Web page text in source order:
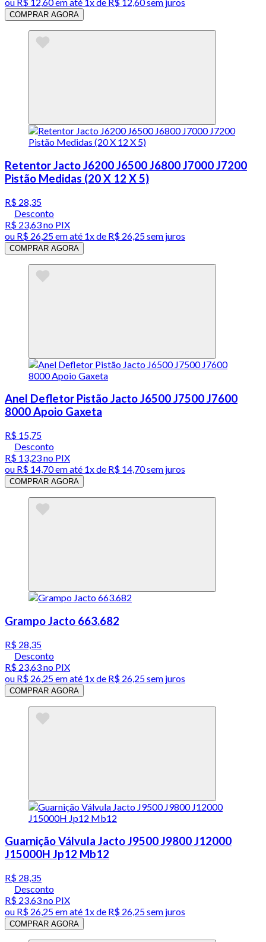
COMPRAR AGORA
Retentor Jacto J6200 J6500 J6800 J7000 J7200
Pistão Medidas (20 X 12 X 5)
R$ 28,35
Desconto
R$ 23,63no PIX
ou R$ 26,25em até 1x de R$ 26,25sem juros
COMPRAR AGORA
Anel Defletor Pistão Jacto J6500 J7500 J7600
8000 Apoio Gaxeta
R$ 15,75
Desconto
R$ 13,23no PIX
ou R$ 14,70em até 1x de R$ 14,70sem juros
COMPRAR AGORA
Grampo Jacto 663.682
R$ 28,35
Desconto
R$ 23,63no PIX
ou R$ 26,25em até 1x de R$ 26,25sem juros
COMPRAR AGORA
Guarnição Válvula Jacto J9500 J9800 J12000
J15000H Jp12 Mb12
R$ 28,35
Desconto
R$ 23,63no PIX
ou R$ 26,25em até 1x de R$ 26,25sem juros
COMPRAR AGORA